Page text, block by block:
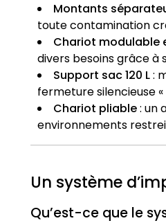
Montants
toute contamination
Chariot modulable
divers besoins grâce à
Support sac 120 L:
fermeture silencieuse «
Chariot pliable: un
environnements
Un système
Qu’est-ce que le